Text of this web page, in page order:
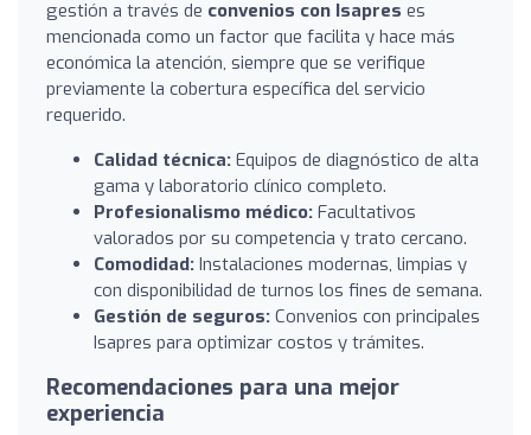
gestión a través de convenios con Isapres es
mencionada como un factor que facilita y hace más
económica la atención, siempre que se verifique
previamente la cobertura específica del servicio
requerido.
Calidad técnica: Equipos de diagnóstico de alta
gama y laboratorio clínico completo.
Profesionalismo médico: Facultativos
valorados por su competencia y trato cercano.
Comodidad: Instalaciones modernas, limpias y
con disponibilidad de turnos los fines de semana.
Gestión de seguros: Convenios con principales
Isapres para optimizar costos y trámites.
Recomendaciones para una mejor
experiencia